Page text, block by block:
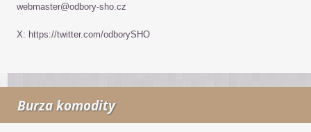
webmaster@odbory-sho.cz
X: https://twitter.com/odborySHO
Burza komodity